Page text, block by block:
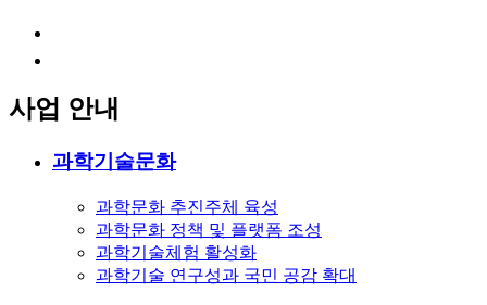
사업 안내
과학기술문화
과학문화 추진주체 육성
과학문화 정책 및 플랫폼 조성
과학기술체험 활성화
과학기술 연구성과 국민 공감 확대